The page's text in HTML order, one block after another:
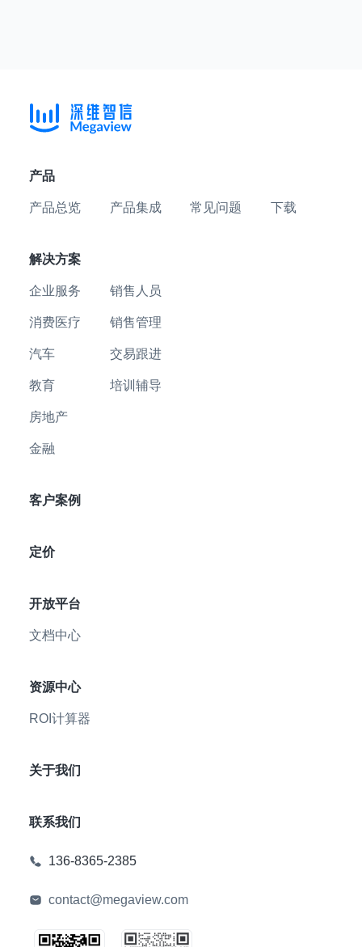
产品
产品总览 产品集成 常见问题 下载
解决方案
企业服务
消费医疗
汽车
教育
房地产
金融
销售人员
销售管理
交易跟进
培训辅导
客户案例
定价
开放平台
文档中心
资源中心
ROI计算器
关于我们
联系我们
136-8365-2385
contact@megaview.com